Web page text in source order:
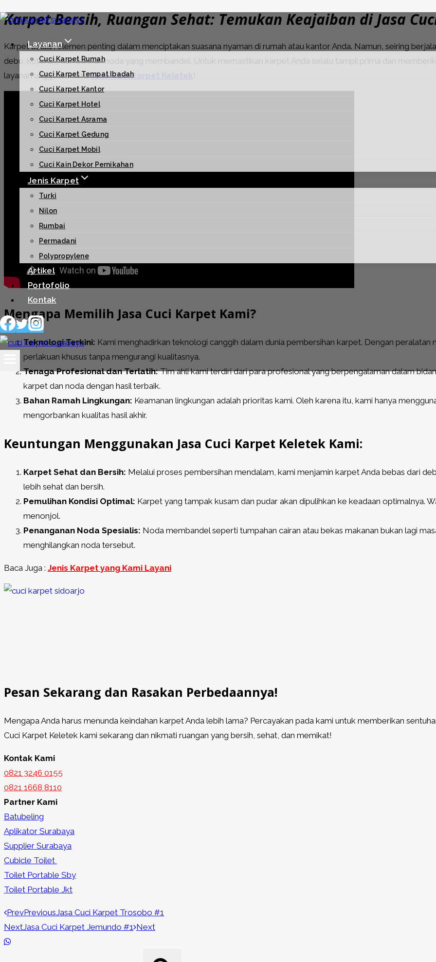
Skip
contentLayanan
Cuci Karpet Rumah
Cuci Karpet Tempat Ibadah
Cuci Karpet Kantor
Cuci Karpet Hotel
Cuci Karpet Asrama
Cuci Karpet Gedung
Cuci Karpet Mobil
Cuci Kain Dekor Pernikahan
Jenis Karpet
Turki
Nilon
Rumbai
Permadani
Polypropylene
Artikel
Portofolio
Kontak
Karpet Bersih, Ruangan Sehat: Temukan Keajaiban di Jasa
Karpet adalah elemen penting dalam menciptakan suasana nyaman di rumah atau kantor Anda. Namun, seiring
debu, kotoran, dan bahkan noda yang membandel. Untuk memastikan karpet Anda selalu tampil prima dan
layanan unggulan kami:Jasa Cuci Karpet Keletek !
Mengapa Memilih Jasa Cuci Karpet Kami?
Teknologi Terkini: Kami menghadirkan teknologi canggih dalam dunia pembersihan karpet. Dengan
perlakuan khusus tanpa mengurangi kualitasnya.
Tenaga Profesional dan Terlatih:Tim ahli kami terdiri dari para profesional yang berpengalaman dalam
karpet dan noda dengan hasil terbaik.
Bahan Ramah Lingkungan: Keamanan lingkungan adalah prioritas kami. Oleh karena itu, kami hanya
mengorbankan kualitas hasil akhir.
Keuntungan Menggunakan Jasa Cuci Karpet Keletek Kami:
Karpet Sehat dan Bersih: Melalui proses pembersihan mendalam, kami menjamin karpet Anda bebas dari
lebih sehat dan bersih.
Pemulihan Kondisi Optimal: Karpet yang tampak kusam dan pudar akan dipulihkan ke keadaan optimalnya.
menonjol.
Penanganan Noda Spesialis: Noda membandel seperti tumpahan cairan atau bekas makanan bukan lagi
menghilangkan noda tersebut.
Baca Juga : Jenis Karpet yang Kami Layani
Pesan Sekarang dan Rasakan Perbedaannya!
Mengapa Anda harus menunda keindahan karpet Anda lebih lama? Percayakan pada kami untuk memberikan
Cuci Karpet Keletek kami sekarang dan nikmati ruangan yang bersih, sehat, dan memikat!
Kontak Kami
0821 3246 0155​
0821 1668 8110
Partner Kami
Batubeling
Aplikator Surabaya
Supplier Surabaya
Cubicle Toilet
Toilet Portable Sby
Toilet Portable Jkt
PrevPreviousJasa Cuci Karpet Trosobo #1
NextJasa Cuci Karpet Jemundo #1 Next